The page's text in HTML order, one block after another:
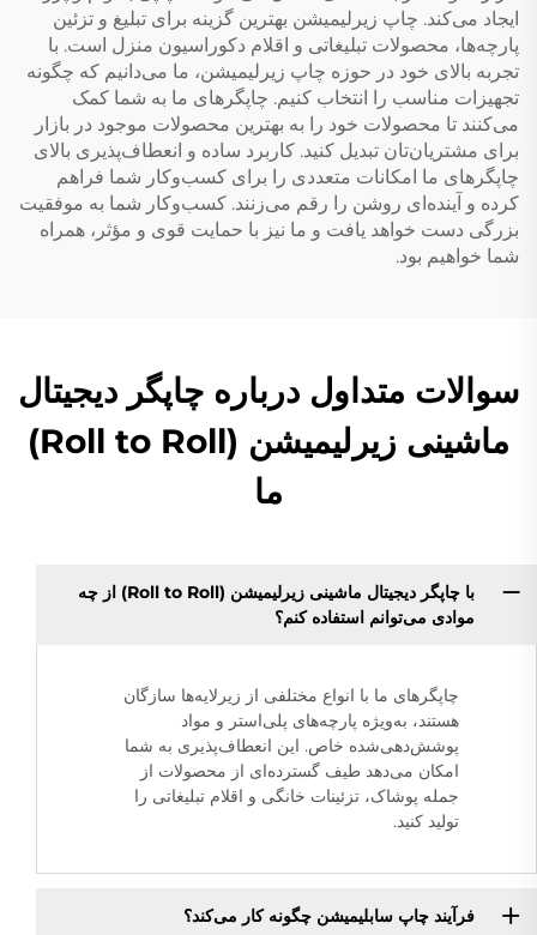
ایجاد می‌کند. چاپ زیرلیمیشن بهترین گزینه برای تبلیغ و تزئین
پارچه‌ها، محصولات تبلیغاتی و اقلام دکوراسیون منزل است. با
تجربه بالای خود در حوزه چاپ زیرلیمیشن، ما می‌دانیم که چگونه
تجهیزات مناسب را انتخاب کنیم. چاپگرهای ما به شما کمک
می‌کنند تا محصولات خود را به بهترین محصولات موجود در بازار
برای مشتریان‌تان تبدیل کنید. کاربرد ساده و انعطاف‌پذیری بالای
چاپگرهای ما امکانات متعددی را برای کسب‌وکار شما فراهم
کرده و آینده‌ای روشن را رقم می‌زنند. کسب‌وکار شما به موفقیت
بزرگی دست خواهد یافت و ما نیز با حمایت قوی و مؤثر، همراه
شما خواهیم بود.
سوالات متداول درباره چاپگر دیجیتال
ماشینی زیرلیمیشن (Roll to Roll)
ما
با چاپگر دیجیتال ماشینی زیرلیمیشن (Roll to Roll) از چه
موادی می‌توانم استفاده کنم؟
چاپگرهای ما با انواع مختلفی از زیرلایه‌ها سازگان
هستند، به‌ویژه پارچه‌های پلی‌استر و مواد
پوشش‌دهی‌شده خاص. این انعطاف‌پذیری به شما
امکان می‌دهد طیف گسترده‌ای از محصولات از
جمله پوشاک، تزئینات خانگی و اقلام تبلیغاتی را
تولید کنید.
فرآیند چاپ سابلیمیشن چگونه کار می‌کند؟